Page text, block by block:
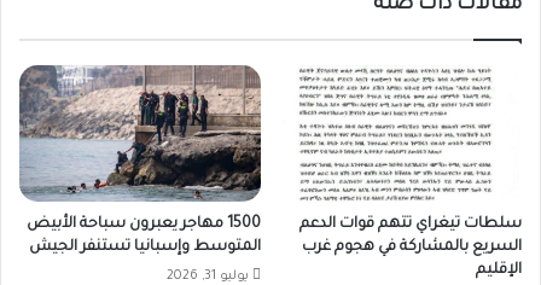
الأقوال..
مقالات ذات صلة
سلطات تيغراي تتهم قوات الدعم
السريع بالمشاركة في هجوم غرب
الإقليم
1500 مهاجر يعبرون سباحة الأبيض
المتوسط وإسبانيا تستنفر الجيش
يوليو 31, 2026